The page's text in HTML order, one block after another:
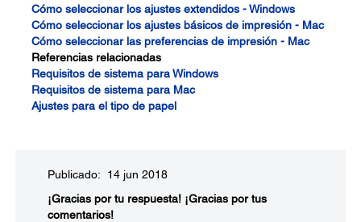
Cómo seleccionar los ajustes extendidos - Windows
Cómo seleccionar los ajustes básicos de impresión - Mac
Cómo seleccionar las preferencias de impresión - Mac
Referencias relacionadas
Requisitos de sistema para Windows
Requisitos de sistema para Mac
Ajustes para el tipo de papel
Publicado: 14 jun 2018
¡Gracias por tu respuesta! ¡Gracias por tus
comentarios!